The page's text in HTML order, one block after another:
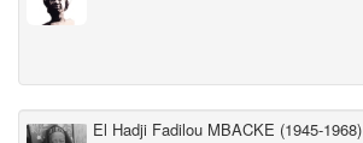
El Hadji Fadilou MBACKE (1945-1968)